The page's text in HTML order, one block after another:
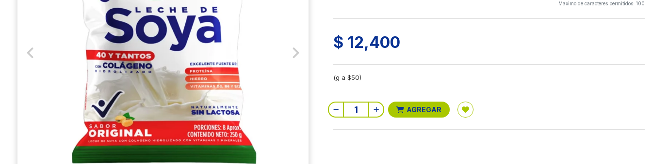
Previous Next
Maximo de caracteres permitidos: 100
$ 12,400
(g a $50)
AGREGAR